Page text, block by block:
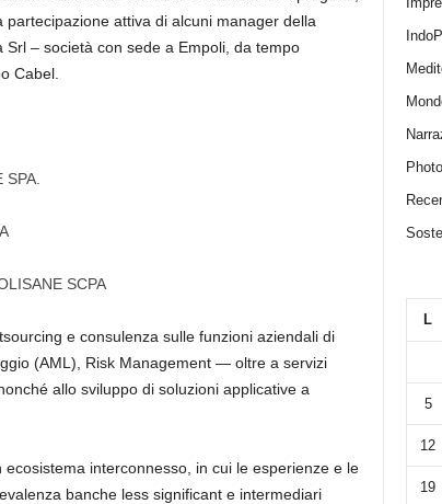
partecipazione attiva di alcuni manager della
Srl – società con sede a Empoli, da tempo
Cabel.
SCPA
e consulenza sulle funzioni aziendali di
(AML), Risk Management — oltre a servizi
allo sviluppo di soluzioni applicative a
interconnesso, in cui le esperienze e le
banche less significant e intermediari
L
5
12
19